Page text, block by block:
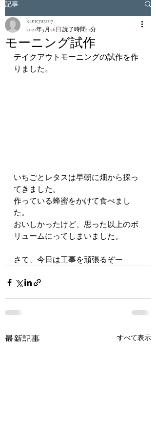
記事
モーニング試作
kameya3107
2021年5月26日 読了時間: 1分
テイクアウトモーニングの試作を作
りました。
いちごとレタスは早朝に畑から採っ
てきました。
作っている蜂蜜をかけて食べまし
た。
おいしかったけど、思った以上のボ
リュームにってしまいました。
さて、今日は工事を頑張るぞー
最新記事 すべて表示